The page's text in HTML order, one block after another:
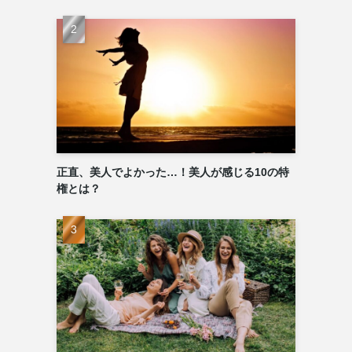
正直、美人でよかった…！美人が感じる10の特
権とは？